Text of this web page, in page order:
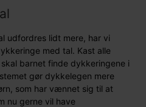
udfordres lidt mere, har vi
med tal. Kast alle
barnet finde dykkeringene i
gør dykkelegen mere
som har vænnet sig til at
nu gerne vil have